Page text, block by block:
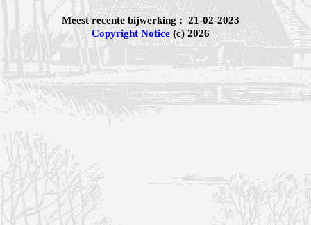
Meest recente bijwerking : 21-02-2023
Copyright Notice(c) 2026